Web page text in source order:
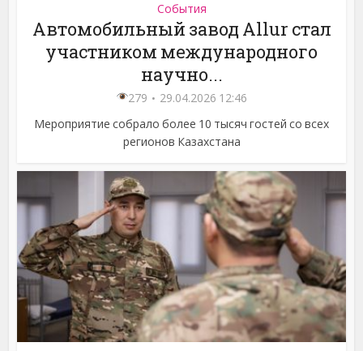
События
Автомобильный завод Allur стал
участником международного
научно...
279
29.04.2026 12:46
Мероприятие собрало более 10 тысяч гостей со всех
регионов Казахстана